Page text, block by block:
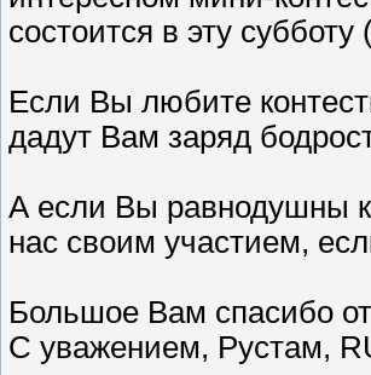
состоится в эту
Если Вы любите
дадут Вам заряд
А если Вы равнодушны
нас своим участием,
Большое Вам спасибо
С уважением, Рустам,